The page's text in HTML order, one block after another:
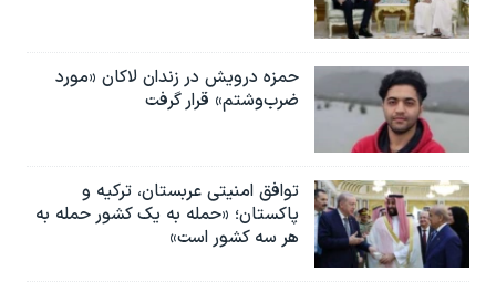
حمزه درویش در زندان لاکان «مورد
ضرب‌وشتم» قرار گرفت
توافق امنیتی عربستان، ترکیه و
پاکستان؛ «حمله به یک کشور حمله به
هر سه کشور است»